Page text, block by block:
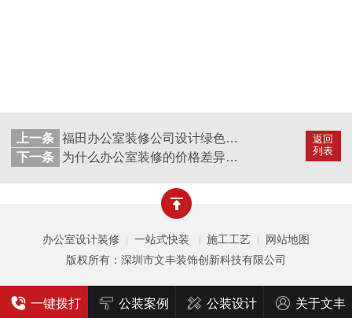
返回
列表
上一条
福田办公室装修公司设计绿色办公室的方法
下一条
为什么办公室装修的价格差异这么大？
办公室设计装修 一站式快装 施工工艺
网站地图
版权所有：深圳市文丰装饰创新科技有限公司
一键拨打 公装案例 公装设计 关于文丰